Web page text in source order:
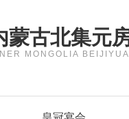
蒙古北集元
MONGOLIA